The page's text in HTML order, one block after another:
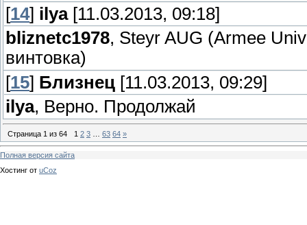
[14] ilya[11.03.2013, 09:18]
bliznetc1978, Steyr AUG (Armee
винтовка)
[15] Близнец [11.03.2013, 09:29]
ilya, Верно. Продолжай
Страница 1 из 64 1 2 3 63 64 »
Полная версия сайта
Хостинг от uCoz